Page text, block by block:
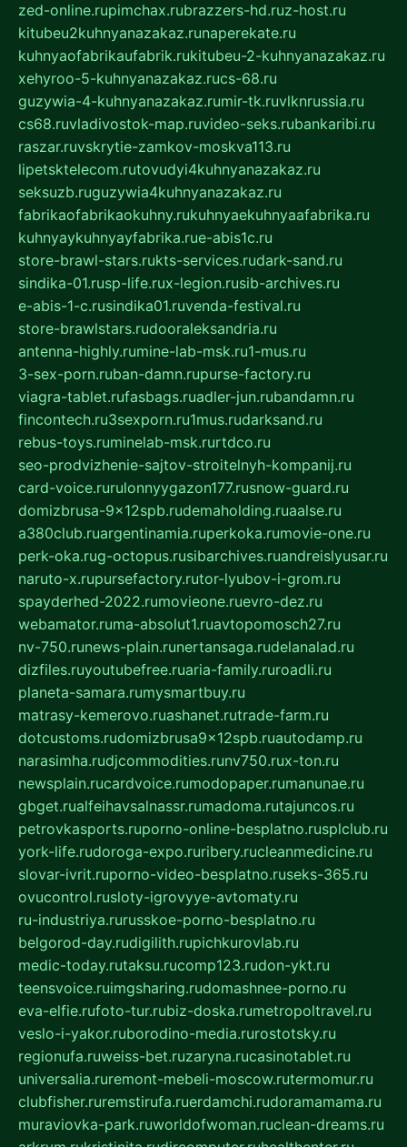
zed-online.rupimchax.rubrazzers-hd.ruz-host.ru
kitubeu2kuhnyanazakaz.runaperekate.ru
kuhnyaofabrikaufabrik.rukitubeu-2-kuhnyanazakaz.ru
xehyroo-5-kuhnyanazakaz.rucs-68.ru
guzywia-4-kuhnyanazakaz.rumir-tk.ruvlknrussia.ru
cs68.ruvladivostok-map.ruvideo-seks.rubankaribi.ru
raszar.ruvskrytie-zamkov-moskva113.ru
lipetsktelecom.rutovudyi4kuhnyanazakaz.ru
seksuzb.ruguzywia4kuhnyanazakaz.ru
fabrikaofabrikaokuhny.rukuhnyaekuhnyaafabrika.ru
kuhnyaykuhnyayfabrika.rue-abis1c.ru
store-brawl-stars.rukts-services.rudark-sand.ru
sindika-01.rusp-life.rux-legion.rusib-archives.ru
e-abis-1-c.rusindika01.ruvenda-festival.ru
store-brawlstars.rudooraleksandria.ru
antenna-highly.rumine-lab-msk.ru1-mus.ru
3-sex-porn.ruban-damn.rupurse-factory.ru
viagra-tablet.rufasbags.ruadler-jun.rubandamn.ru
fincontech.ru3sexporn.ru1mus.rudarksand.ru
rebus-toys.ruminelab-msk.rurtdco.ru
seo-prodvizhenie-sajtov-stroitelnyh-kompanij.ru
card-voice.rurulonnyygazon177.rusnow-guard.ru
domizbrusa-9x12spb.rudemaholding.ruaalse.ru
a380club.ruargentinamia.ruperkoka.rumovie-one.ru
perk-oka.rug-octopus.rusibarchives.ruandreislyusar.ru
naruto-x.rupursefactory.rutor-lyubov-i-grom.ru
spayderhed-2022.rumovieone.ruevro-dez.ru
webamator.ruma-absolut1.ruavtopomosch27.ru
nv-750.runews-plain.runertansaga.rudelanalad.ru
dizfiles.ruyoutubefree.ruaria-family.ruroadli.ru
planeta-samara.rumysmartbuy.ru
matrasy-kemerovo.ruashanet.rutrade-farm.ru
dotcustoms.rudomizbrusa9x12spb.ruautodamp.ru
narasimha.rudjcommodities.runv750.rux-ton.ru
newsplain.rucardvoice.rumodopaper.rumanunae.ru
gbget.rualfeihavsalnassr.rumadoma.rutajuncos.ru
petrovkasports.ruporno-online-besplatno.rusplclub.ru
york-life.rudoroga-expo.ruribery.rucleanmedicine.ru
slovar-ivrit.ruporno-video-besplatno.ruseks-365.ru
ovucontrol.rusloty-igrovyye-avtomaty.ru
ru-industriya.rurusskoe-porno-besplatno.ru
belgorod-day.rudigilith.rupichkurovlab.ru
medic-today.rutaksu.rucomp123.rudon-ykt.ru
teensvoice.ruimgsharing.rudomashnee-porno.ru
eva-elfie.rufoto-tur.rubiz-doska.rumetropoltravel.ru
veslo-i-yakor.ruborodino-media.rurostotsky.ru
regionufa.ruweiss-bet.ruzaryna.rucasinotablet.ru
universalia.ruremont-mebeli-moscow.rutermomur.ru
clubfisher.ruremstirufa.ruerdamchi.rudoramamama.ru
muraviovka-park.ruworldofwoman.ruclean-dreams.ru